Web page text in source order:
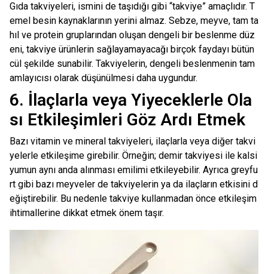
Gıda takviyeleri, ismini de taşıdığı gibi “takviye” amaçlıdır. T
emel besin kaynaklarının yerini almaz. Sebze, meyve, tam ta
hıl ve protein gruplarından oluşan dengeli bir beslenme düz
eni, takviye ürünlerin sağlayamayacağı birçok faydayı bütün
cül şekilde sunabilir. Takviyelerin, dengeli beslenmenin tam
amlayıcısı olarak düşünülmesi daha uygundur.
6. İlaçlarla veya Yiyeceklerle Ola
sı Etkileşimleri Göz Ardı Etmek
Bazı vitamin ve mineral takviyeleri, ilaçlarla veya diğer takvi
yelerle etkileşime girebilir. Örneğin; demir takviyesi ile kalsi
yumun aynı anda alınması emilimi etkileyebilir. Ayrıca greyfu
rt gibi bazı meyveler de takviyelerin ya da ilaçların etkisini d
eğiştirebilir. Bu nedenle takviye kullanmadan önce etkileşim
ihtimallerine dikkat etmek önem taşır.